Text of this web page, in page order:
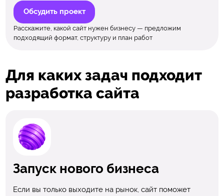
Обсудить проект
Расскажите, какой сайт нужен бизнесу — предложим
подходящий формат, структуру и план работ
Для каких задач подходит
разработка сайта
Запуск нового бизнеса
Если вы только выходите на рынок, сайт поможет